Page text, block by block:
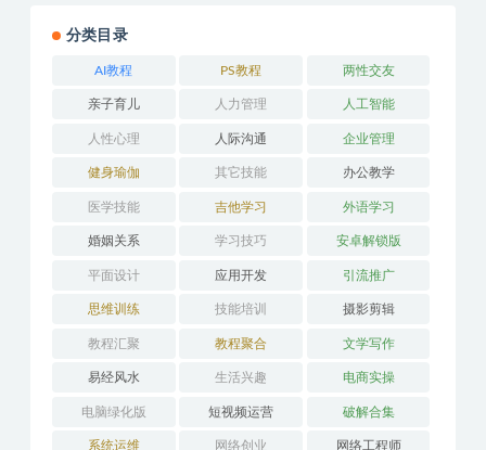
分类目录
AI教程 PS教程 两性交友
亲子育儿 人力管理 人工智能
人性心理 人际沟通 企业管理
健身瑜伽 其它技能 办公教学
医学技能 吉他学习 外语学习
婚姻关系 学习技巧 安卓解锁版
平面设计 应用开发 引流推广
思维训练 技能培训 摄影剪辑
教程汇聚 教程聚合 文学写作
易经风水 生活兴趣 电商实操
电脑绿化版 短视频运营 破解合集
系统运维 网络创业 网络工程师